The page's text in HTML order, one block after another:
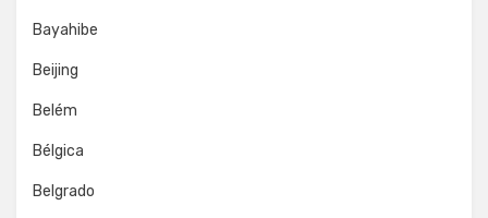
Bayahibe
Beijing
Belém
Bélgica
Belgrado